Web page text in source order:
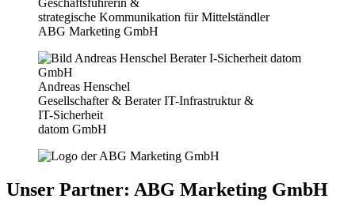
Geschäftsführerin &
strategische Kommunikation für Mittelständler
ABG Marketing GmbH
Andreas Henschel
Gesellschafter & Berater IT-Infrastruktur &
IT-Sicherheit
datom GmbH
Unser Partner: ABG Marketing GmbH